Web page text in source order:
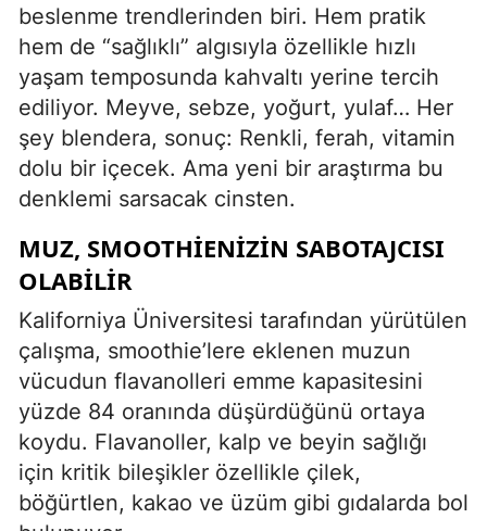
beslenme trendlerinden biri. Hem pratik
hem de “sağlıklı” algısıyla özellikle hızlı
yaşam temposunda kahvaltı yerine tercih
ediliyor. Meyve, sebze, yoğurt, yulaf… Her
şey blendera, sonuç: Renkli, ferah, vitamin
dolu bir içecek. Ama yeni bir araştırma bu
denklemi sarsacak cinsten.
MUZ, SMOOTHIENIZIN SABOTAJCISI
OLABILIR
Kaliforniya Üniversitesi tarafından yürütülen
çalışma, smoothie’lere eklenen muzun
vücudun flavanolleri emme kapasitesini
yüzde 84 oranında düşürdüğünü ortaya
koydu. Flavanoller, kalp ve beyin sağlığı
için kritik bileşikler özellikle çilek,
böğürtlen, kakao ve üzüm gibi gıdalarda bol